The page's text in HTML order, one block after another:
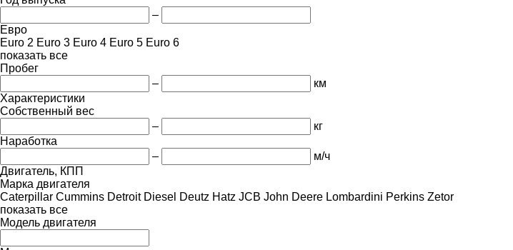
–
Евро
Euro 2 Euro 3 Euro 4 Euro 5 Euro 6
показать все
Пробег
–
км
Характеристики
Собственный вес
–
кг
Наработка
–
м/ч
Двигатель, КПП
Марка двигателя
Caterpillar Cummins Detroit Diesel Deutz Hatz JCB John Deere Lombardini Perkins Zetor
показать все
Модель двигателя